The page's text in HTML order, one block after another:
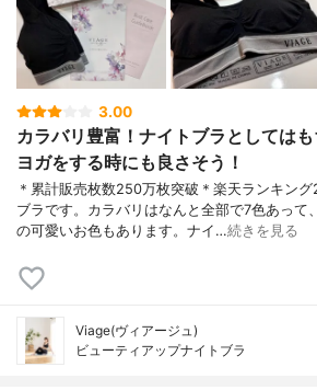
3.00
カラバリ豊富！ナイトブラとしては
ヨガをする時にも良さそう！
＊累計販売枚数250万枚突破＊楽天ランキン
ブラです。カラバリはなんと全部で7色あって
の可愛いお色もあります。ナイ…続きを見る
Viage(ヴィアージュ)
ビューティアップナイトブラ